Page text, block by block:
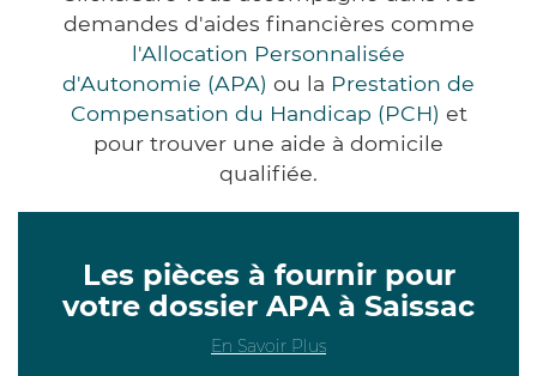
demandes d'aides financières comme
l'Allocation Personnalisée
d'Autonomie (APA) ou la Prestation de
Compensation du Handicap (PCH) et
pour trouver une aide à domicile
qualifiée.
Les pièces à fournir pour
votre dossier APA à Saissac
En Savoir Plus